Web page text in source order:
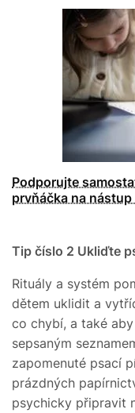
Podporujte
prvňáčka na
Tip číslo 2 Ukliďte
Rituály a systém
dětem uklidit a
co chybí, a také
sepsaným
zapomenuté psací
prázdných
psychicky připravit